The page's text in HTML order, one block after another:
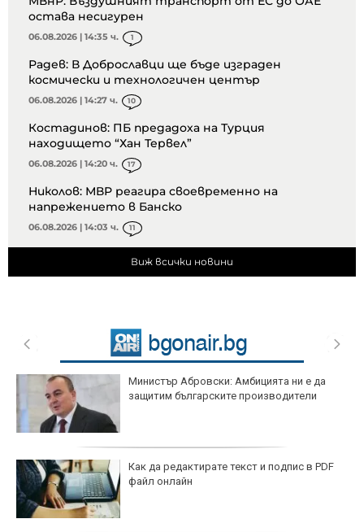
остава несигурен
06.08.2026 | 14:35 ч. 1
Радев: В Доброславци ще бъде изграден
космически и технологичен център
06.08.2026 | 14:27 ч. 10
Костадинов: ПБ предадоха на Турция
находището “Хан Тервел”
06.08.2026 | 14:20 ч. 17
Николов: МВР реагира своевременно на
напрежението в Банско
06.08.2026 | 14:03 ч. 11
Виж всички новини
Министър Абровски: Амбицията ни е да
защитим българските производители
Как да редактирате текст и подпис в PDF
файл онлайн